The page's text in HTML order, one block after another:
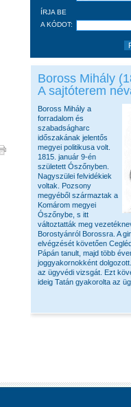
ÍRJA BE
A KÓDOT:
Boross Mihály
A sajtóterem
Boross Mihály a
forradalom és
szabadságharc
időszakának jelentős
megyei politikusa volt.
1815. január 9-én
született Ószőnyben.
Nagyszülei felvidékiek
voltak. Pozsony
megyéből származtak a
Komárom megyei
Ószőnybe, s itt
változtatták meg
Borostyánról Borossra. A
elvégzését követően
Pápán tanult, majd több
joggyakornokként
az ügyvédi vizsgát. Ezt
ideig Tatán gyakorolta az